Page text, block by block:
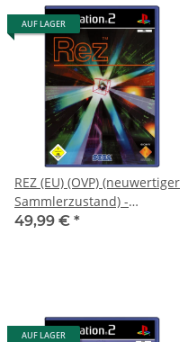
AUF LAGER
REZ (EU) (OVP) (neuwertiger
Sammlerzustand) -
PlayStation 2 (PS2)
49,99 € *
AUF LAGER